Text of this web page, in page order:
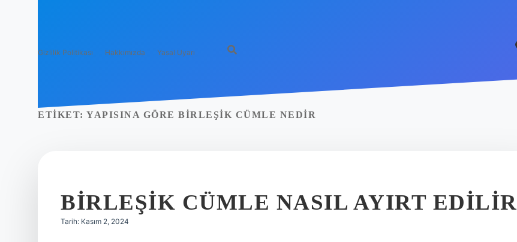
Gizlilik Politikası Hakkımızda Yasal Uyarı
ETIKET: YAPISINA GÖRE BIRLEŞIK CÜMLE NEDIR
BIRLEŞIK CÜMLE NASIL AYIRT EDILIR
Tarih: Kasım 2, 2024